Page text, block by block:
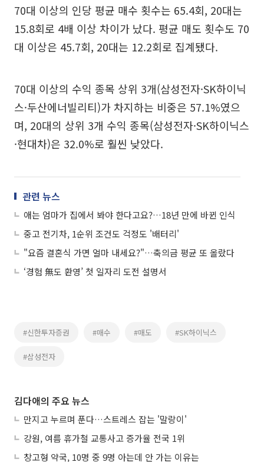
70대 이상의 인당 평균 매수 횟수는 65.4회, 20대는
15.8회로 4배 이상 차이가 났다. 평균 매도 횟수도 70
대 이상은 45.7회, 20대는 12.2회로 집계됐다.
70대 이상의 수익 종목 상위 3개(삼성전자·SK하이닉
스·두산에너빌리티)가 차지하는 비중은 57.1%였으
며, 20대의 상위 3개 수익 종목(삼성전자·SK하이닉스
·현대차)은 32.0%로 훨씬 낮았다.
관련 뉴스
애는 엄마가 집에서 봐야 한다고요?…18년 만에 바뀐 인식
중고 전기차, 1순위 조건도 걱정도 '배터리'
"요즘 결혼식 가면 얼마 내세요?"…축의금 평균 또 올랐다
‘경험 無도 환영’ 첫 일자리 도전 설명서
#신한투자증권 #매수 #매도 #SK하이닉스
#삼성전자
김다애의 주요 뉴스
만지고 누르며 푼다…스트레스 잡는 '말랑이'
강원, 여름 휴가철 교통사고 증가율 전국 1위
창고형 약국, 10명 중 9명 아는데 안 가는 이유는